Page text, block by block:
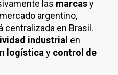
las marcasy
argentino,
centralizada en Brasil.
industrial en
logística y control de